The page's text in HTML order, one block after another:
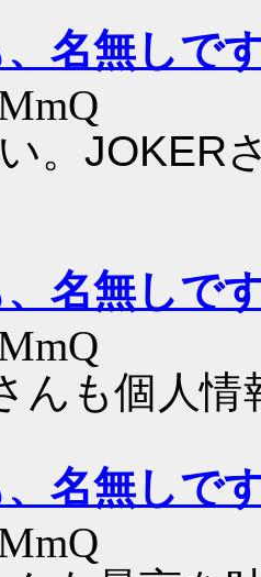
名無しで
。JOKER
名無しで
んも個人
名無しで